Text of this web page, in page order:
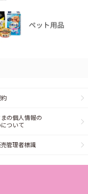
の個人情報の
ついて
管理者標識